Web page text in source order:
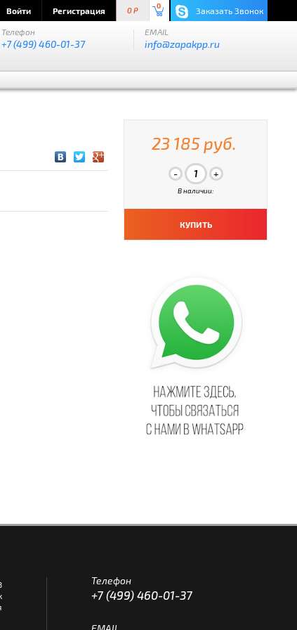
Войти Регистрация 0 P
0 Заказать Звонок
Телефон
+7 (499) 460-01-37
EMAIL
info@zapakpp.ru
23 185 руб.
В наличии:
КУПИТЬ
Телефон
+7 (499) 460-01-37